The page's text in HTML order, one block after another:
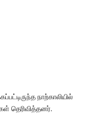
நாற்காலியில்
தெரிவித்தனர்.